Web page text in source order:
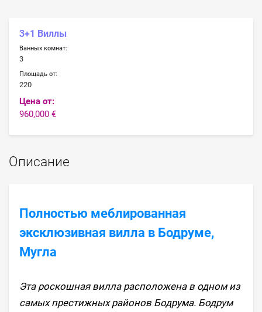
3+1 Виллы
Ванных комнат:
3
Площадь от:
220
Цена от:
960,000 €
Описание
Полностью меблированная
эксклюзивная вилла в Бодруме,
Мугла
Эта роскошная вилла расположена в одном из
самых престижных районов Бодрума. Бодрум